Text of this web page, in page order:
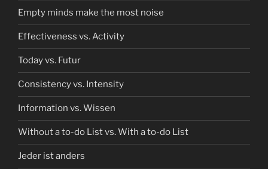
Empty minds make the most noise
Effectiveness vs. Activity
Today vs. Futur
Consistency vs. Intensity
Information vs. Wissen
Without a to-do List vs. With a to-do List
Jeder ist anders